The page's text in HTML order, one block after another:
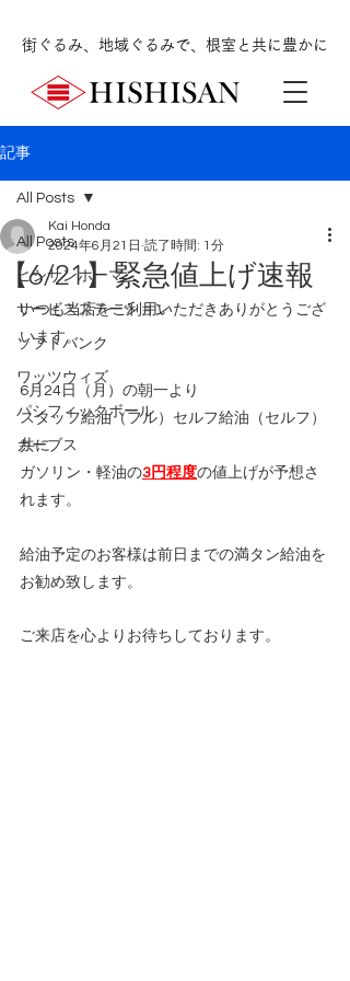
街ぐるみ、地域ぐるみで、根室と共に豊かに
記事
All Posts
ヒシサンホーマ
サービスステーション
ソフトバンク
ワッツウィズ
パシフィックボール
カーブス
All Posts
【6/21】緊急値上げ速報
Kai Honda
2024年6月21日 読了時間: 1分
いつも当店をご利用いただきありがとうござ
います。
6月24日（月）の朝一より
スタッフ給油（フル）セルフ給油（セルフ）
共に
ガソリン・軽油の3円程度の値上げが予想さ
れます。
給油予定のお客様は前日までの満タン給油を
お勧め致します。
ご来店を心よりお待ちしております。